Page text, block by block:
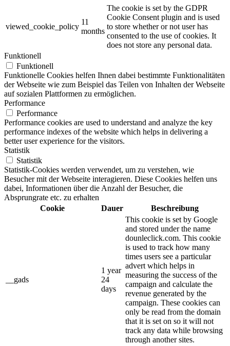
viewed_cookie_policy
11
months
The cookie is set by the GDPR
Cookie Consent plugin and is used
to store whether or not user has
consented to the use of cookies. It
does not store any personal data.
Funktionell
Funktionell
Funktionelle Cookies helfen Ihnen dabei bestimmte Funktionalitäten
der Webseite wie zum Beispiel das Teilen von Inhalten der Webseite
auf sozialen Plattformen zu ermöglichen.
Performance
Performance
Performance cookies are used to understand and analyze the key
performance indexes of the website which helps in delivering a
better user experience for the visitors.
Statistik
Statistik
Statistik-Cookies werden verwendet, um zu verstehen, wie
Besucher mit der Webseite interagieren. Diese Cookies helfen uns
dabei, Informationen über die Anzahl der Besucher, die
Absprungrate etc. zu erhalten
Cookie
Dauer Beschreibung
__gads
1 year
24
days
This cookie is set by Google
and stored under the name
dounleclick.com. This cookie
is used to track how many
times users see a particular
advert which helps in
measuring the success of the
campaign and calculate the
revenue generated by the
campaign. These cookies can
only be read from the domain
that it is set on so it will not
track any data while browsing
through another sites.